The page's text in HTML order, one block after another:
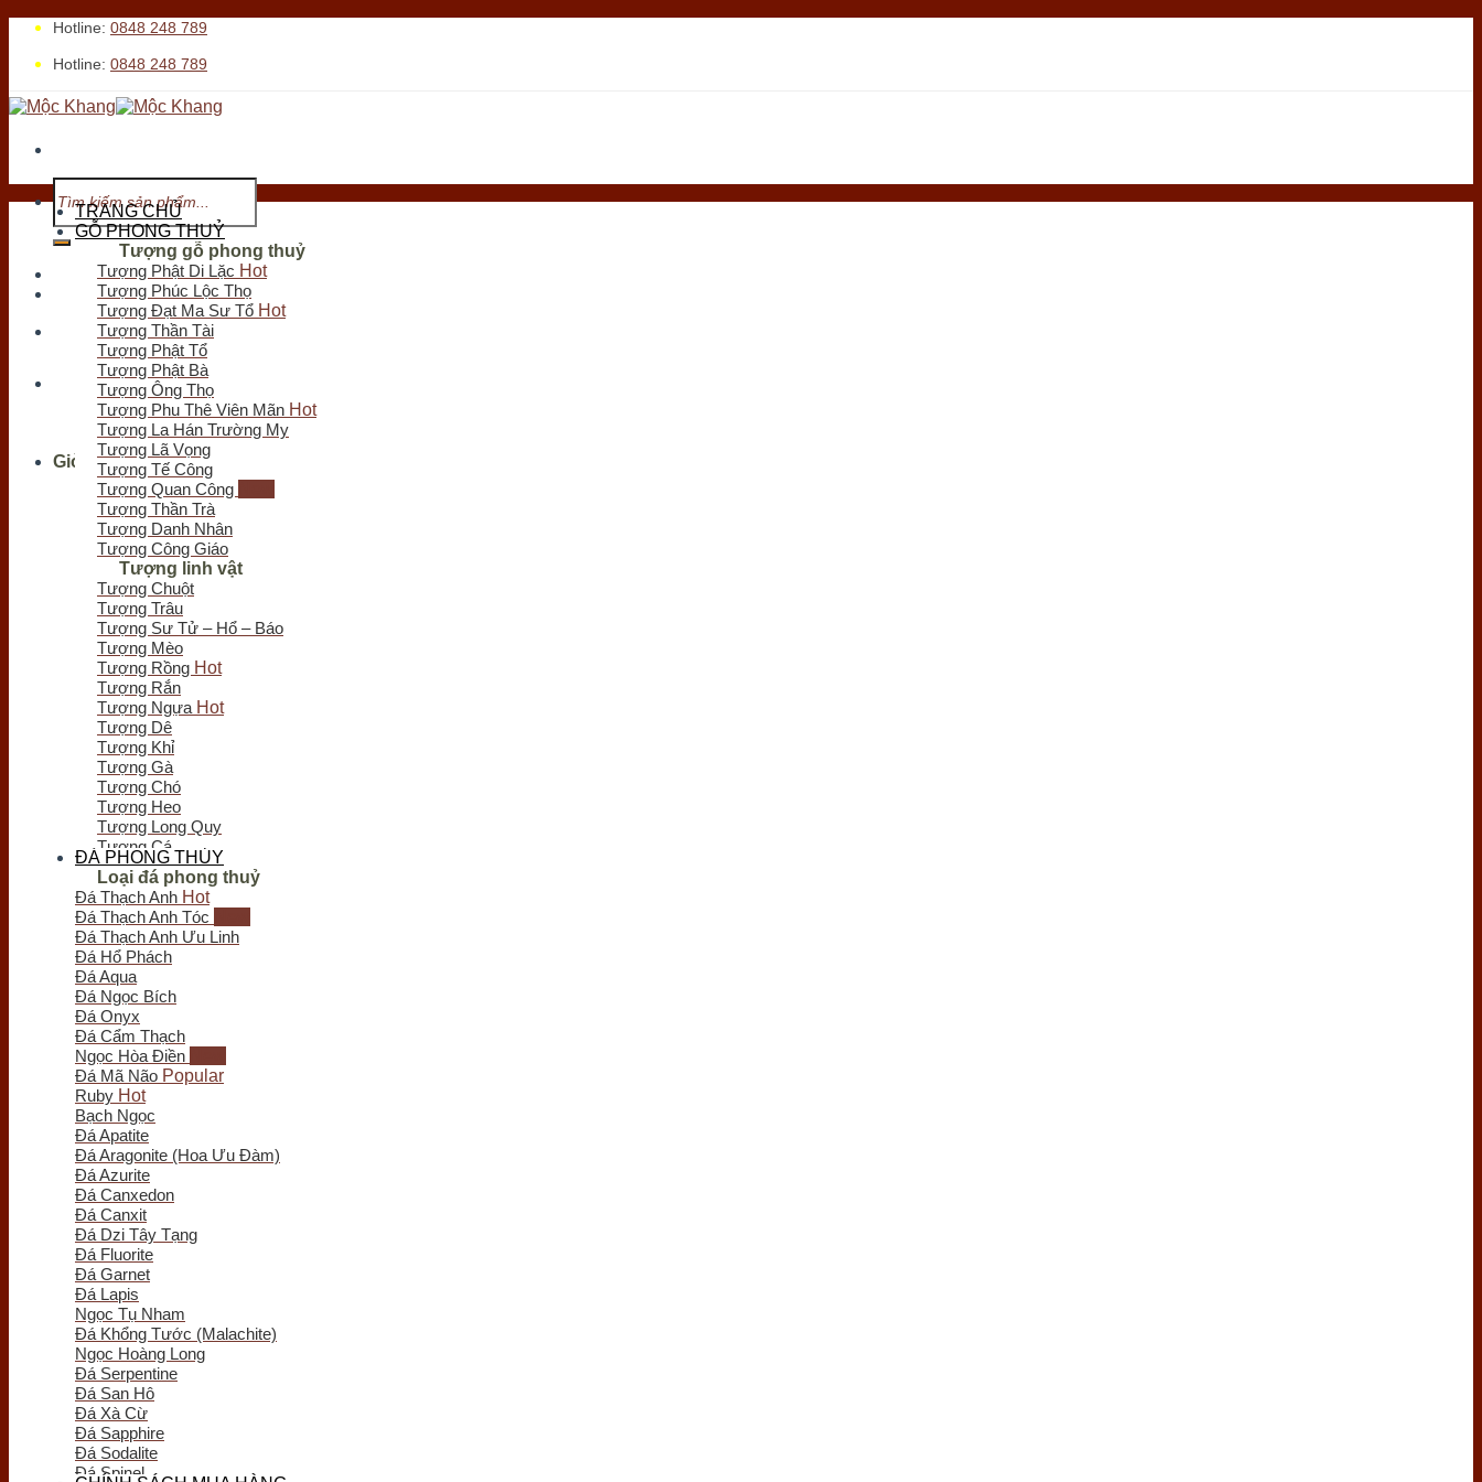
Skip
content
Hotline: 0848 248 789
Hotline: 0848 248 789
Tìm
kiếm:
Tới xem cửa hàng
Tìm
kiếm:
Giỏ hàng
TRANG CHỦ
GỖ PHONG THUỶ
Tượng gỗ phong thuỷ
Tượng Phật Di Lặc
Tượng Phúc Lộc Thọ
Tượng Đạt Ma Sư Tổ
Tượng Thần Tài
Tượng Phật Tổ
Tượng Phật Bà
Tượng Ông Thọ
Tượng Phu Thê Viên Mãn
Tượng La Hán Trường My
Tượng Lã Vọng
Tượng Tế Công
Tượng Quan Công
Tượng Thần Trà
Tượng Danh Nhân
Tượng Công Giáo
Tượng linh vật
Tượng Chuột
Tượng Trâu
Tượng Sư Tử – Hổ – Báo
Tượng Mèo
Tượng Rồng
Tượng Rắn
Tượng Ngựa
Tượng Dê
Tượng Khỉ
Tượng Gà
Tượng Chó
Tượng Heo
Tượng Long Quy
Tượng Cá
Tượng Bò Tót
Tượng Chim
Tượng Nghê - Kỳ Lân
Tượng Thiềm Thừ
Tượng Tỳ Hưu
Tượng Voi
Trầm hương
Trầm Hương Phong Thủy
Tượng Trầm Hương
Vòng Tay Trầm Hương
Nụ - Nhang - Tinh Dầu Trầm Hương
Lư Xông Trầm
Sản phẩm khác
Chum Phú Quý
Lục Bình Gỗ
Quà Tặng Trang Trí
Tranh Gỗ
Tiểu Cảnh Gỗ
Bình Hoa Gỗ
Khay Trà Gỗ
Đồng Hồ Gỗ
Đĩa Gỗ Trang Trí
Nội Thất Gỗ
Phôi - Lũa Gỗ
Đồng Phong Thủy
ĐÁ PHONG THỦY
Loại đá phong thuỷ
Đá Thạch Anh
Đá Thạch Anh Tóc
Đá Thạch Anh Ưu Linh
Đá Hổ Phách
Đá Aqua
Đá Ngọc Bích
Đá Onyx
Đá Cẩm Thạch
Ngọc Hòa Điền
Đá Mã Não
Ruby
Bạch Ngọc
Đá Apatite
Đá Aragonite (Hoa Ưu Đàm)
Đá Azurite
Đá Canxedon
Đá Canxit
Đá Dzi Tây Tạng
Đá Fluorite
Đá Garnet
Đá Lapis
Ngọc Tụ Nham
Đá Khổng Tước (Malachite)
Ngọc Hoàng Long
Đá Serpentine
Đá San Hô
Đá Xà Cừ
Đá Sapphire
Đá Sodalite
Đá Spinel